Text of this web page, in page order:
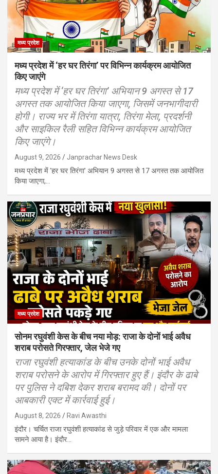
मध्य प्रदेश
मध्य प्रदेश में ‘हर घर तिरंगा’ पर विभिन्न कार्यक्रम आयोजित
किए जाएंगे
मध्य प्रदेश में ‘हर घर तिरंगा’ अभियान 9 अगस्त से 17
अगस्त तक आयोजित किया जाएगा, जिसमें जनभागीदारी
होगी। राज्य भर में तिरंगा यात्रा, तिरंगा मेला, प्रदर्शनी
और साइकिल रैली सहित विभिन्न कार्यक्रम आयोजित
किए जाएंगे।
August 9, 2026 Janprachar News Desk
मध्य प्रदेश में 'हर घर तिरंगा' अभियान 9 अगस्त से 17 अगस्त तक आयोजित
किया जाएगा,…
मध्य प्रदेश
सोनम रघुवंशी केस के बीच नया मोड़: राजा के दोनों भाई अवैध
शराब परोसते गिरफ्तार, जेल भेजे गए
राजा रघुवंशी हत्याकांड के बीच उनके दोनों भाई अवैध
शराब परोसने के आरोप में गिरफ्तार हुए हैं। इंदौर के ढाबे
पर पुलिस ने दबिश देकर शराब बरामद की। दोनों पर
आबकारी एक्ट में कार्रवाई हुई।
August 8, 2026 Ravi Awasthi
इंदौर। चर्चित राजा रघुवंशी हत्याकांड से जुड़े परिवार में एक और मामला
सामने आया है। इंदौर…